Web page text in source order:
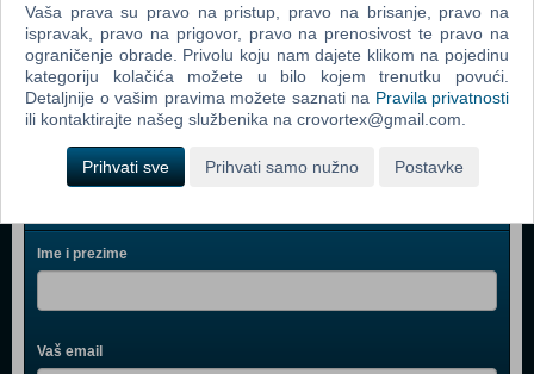
Destruction All Stars (PS 5)
Marvel's Spider-Man Miles Morales (PS 5)
Ime i prezime
Vaš email
Vaša prava su pravo na pristup, pravo na brisanje, pravo na
ispravak, pravo na prigovor, pravo na prenosivost te pravo na
ograničenje obrade. Privolu koju nam dajete klikom na pojedinu
kategoriju kolačića možete u bilo kojem trenutku povući.
Detaljnije o vašim pravima možete saznati na Pravila privatnosti
ili kontaktirajte našeg službenika na crovortex@gmail.com.
Prihvati sve Prihvati samo nužno Postavke